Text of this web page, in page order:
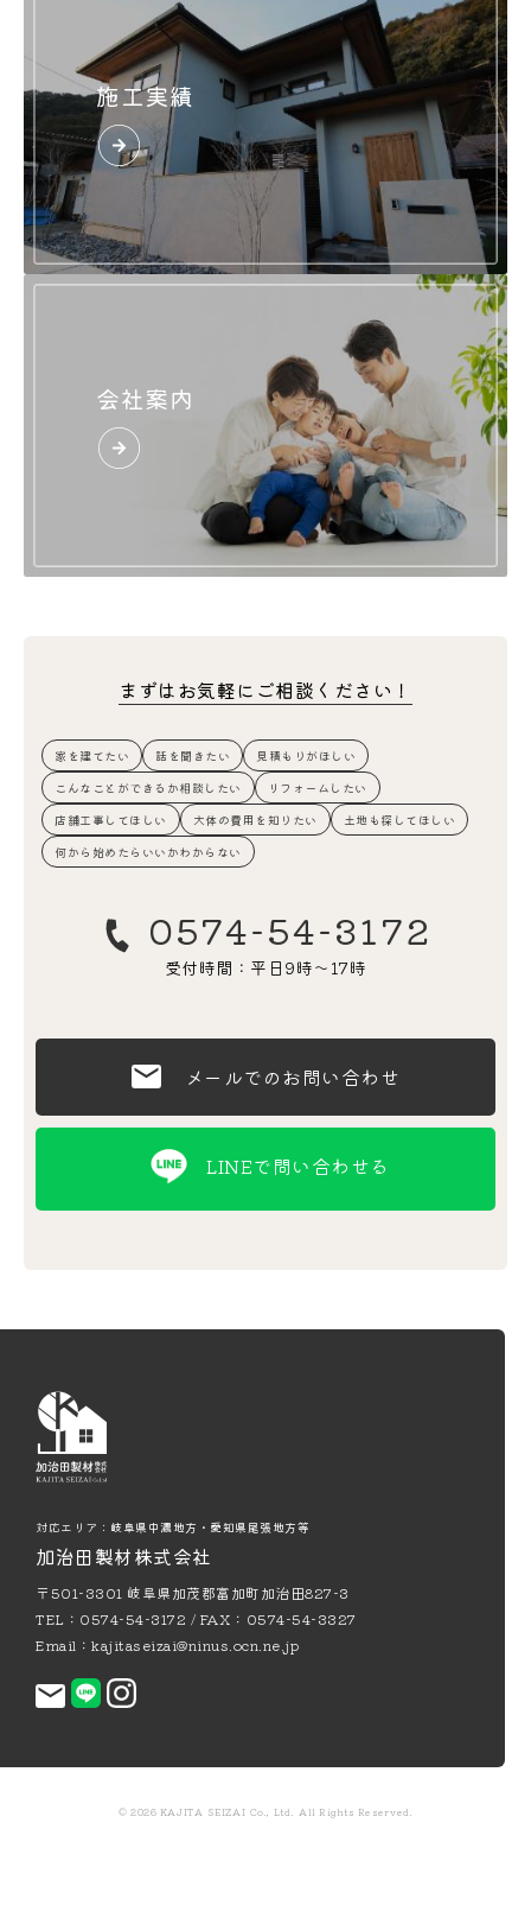
施工実績
会社案内
まずはお気軽にご相談ください！
家を建てたい 話を聞きたい
見積もりがほしい
こんなことができるか相談したい
リフォームしたい
店舗工事してほしい
大体の費用を知りたい
土地も探してほしい
何から始めたらいいかわからない
0574-54-3172
受付時間：平日9時〜17時
メールでのお問い合わせ
LINEで問い合わせる
対応エリア： 岐阜県中濃地方・愛知県尾張地方等
加治田製材株式会社
〒501-3301 岐阜県加茂郡富加町加治田827-3
TEL：0574-54-3172 / FAX：0574-54-3327
Email： kajitaseizai@ninus.ocn.ne.jp
© 2026 KAJITA SEIZAI Co., Ltd. All Rights Reserved.